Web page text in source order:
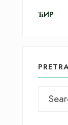
ЋИР